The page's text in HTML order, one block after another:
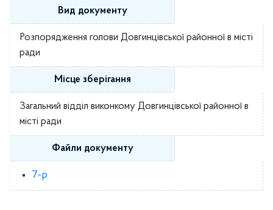
Вид документу
Розпорядження голови Довгинцівської районної в місті
ради
Місце зберігання
Загальний відділ виконкому Довгинцівської районної в
місті ради
Файли документу
7-р